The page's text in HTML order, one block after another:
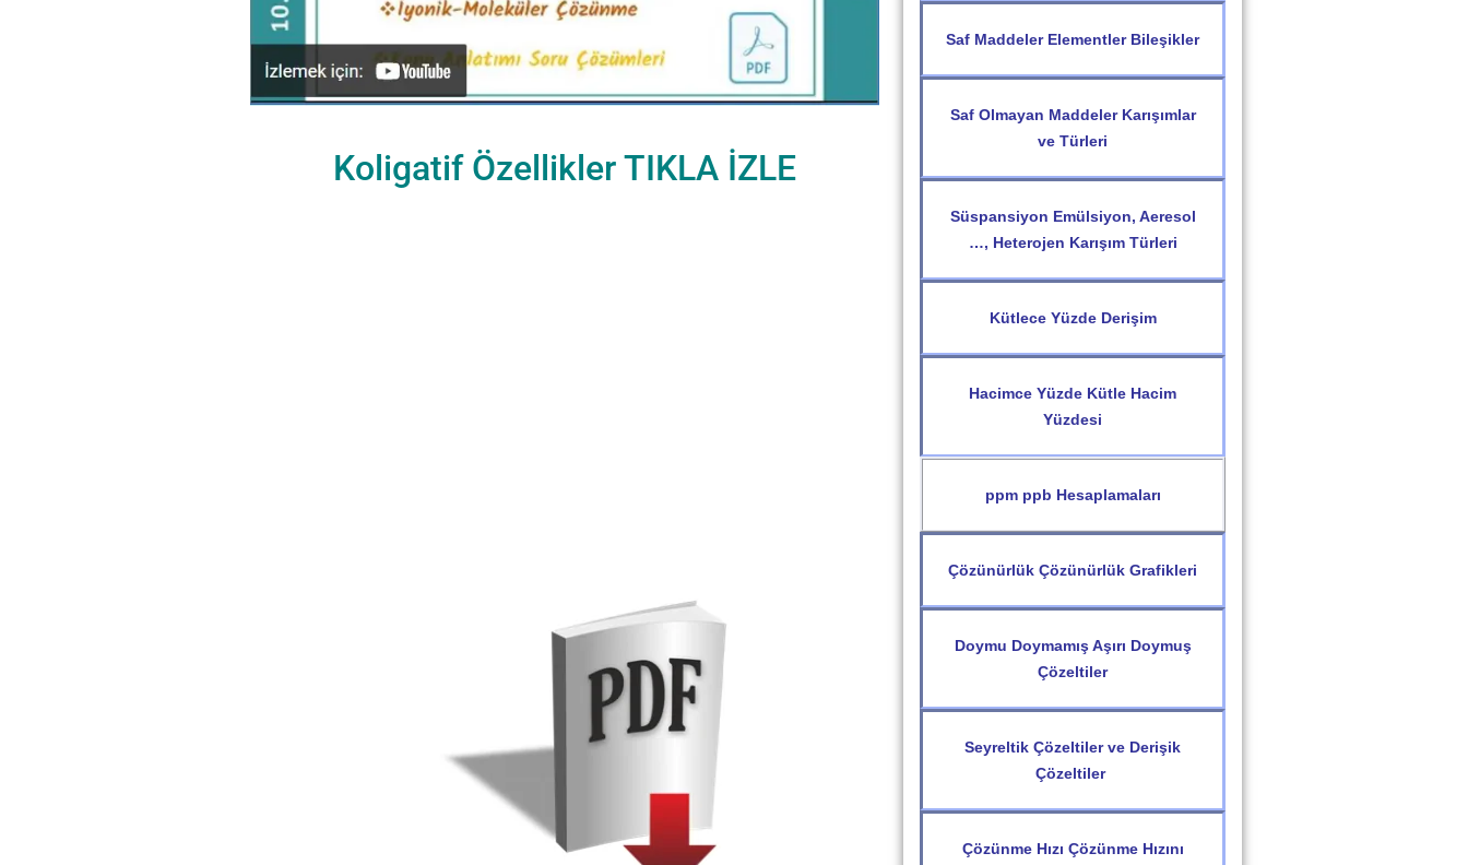
Koligatif Özellikler TIKLA İZLE
Saf Maddeler Elementler Bileşikler
Saf Olmayan Maddeler Karışımlar
ve Türleri
Süspansiyon Emülsiyon, Aeresol
…, Heterojen Karışım Türleri
Kütlece Yüzde Derişim
Hacimce Yüzde Kütle Hacim
Yüzdesi
ppm ppb Hesaplamaları
Çözünürlük Çözünürlük Grafikleri
Doymu Doymamış Aşırı Doymuş
Çözeltiler
Seyreltik Çözeltiler ve Derişik
Çözeltiler
Çözünme Hızı Çözünme Hızını